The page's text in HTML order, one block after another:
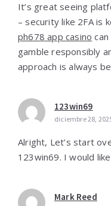
It’s great seeing
– security like 2FA is
ph678 app casino
gamble responsibly
approach is always
123win69
diciembre 28,
Alright, Let’s start
123win69. I would
Mark Reed